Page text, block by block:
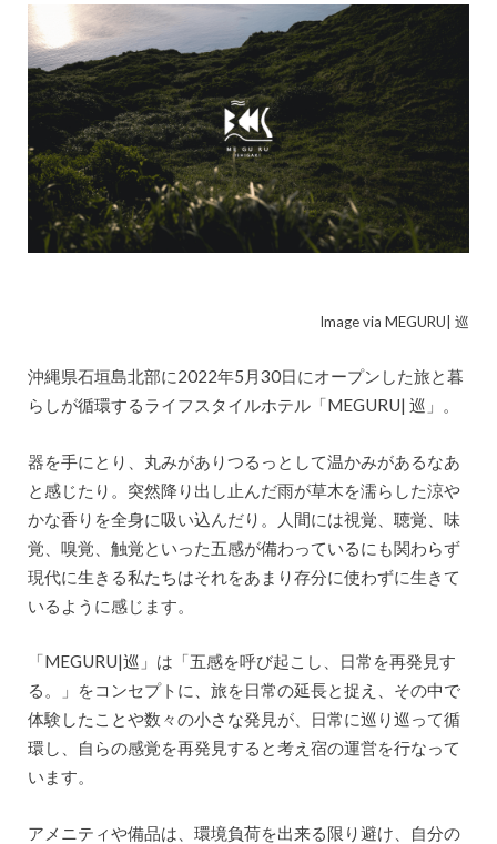
Image via MEGURU| 巡
沖縄県石垣島北部に2022年5月30日にオープンした旅と暮
らしが循環するライフスタイルホテル「MEGURU| 巡」。
器を手にとり、丸みがありつるっとして温かみがあるなあ
と感じたり。突然降り出し止んだ雨が草木を濡らした涼や
かな香りを全身に吸い込んだり。人間には視覚、聴覚、味
覚、嗅覚、触覚といった五感が備わっているにも関わらず
現代に生きる私たちはそれをあまり存分に使わずに生きて
いるように感じます。
「MEGURU|巡」は「五感を呼び起こし、日常を再発見す
る。」をコンセプトに、旅を日常の延長と捉え、その中で
体験したことや数々の小さな発見が、日常に巡り巡って循
環し、自らの感覚を再発見すると考え宿の運営を行なって
います。
アメニティや備品は、環境負荷を出来る限り避け、自分の